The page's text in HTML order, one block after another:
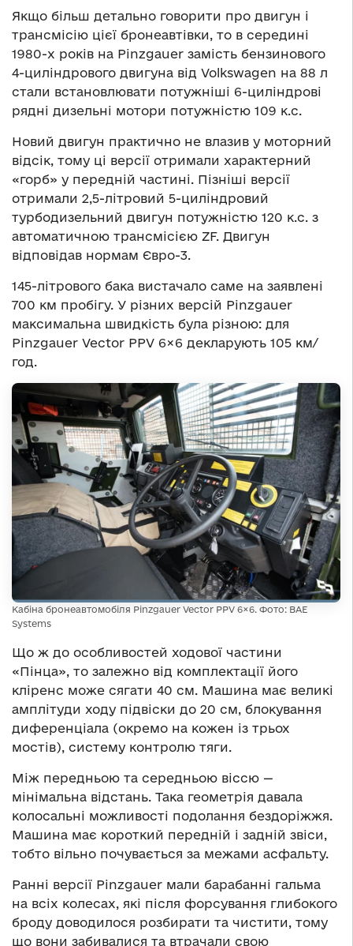
Якщо більш детально говорити про двигун і
трансмісію цієї бронеавтівки, то в середині
1980-х років на Pinzgauer замість бензинового
4-циліндрового двигуна від Volkswagen на 88 л
стали встановлювати потужніші 6-циліндрові
рядні дизельні мотори потужністю 109 к.с.
Новий двигун практично не влазив у моторний
відсік, тому ці версії отримали характерний
«горб» у передній частині. Пізніші версії
отримали 2,5-літровий 5-циліндровий
турбодизельний двигун потужністю 120 к.с. з
автоматичною трансмісією ZF. Двигун
відповідав нормам Євро-3.
145-літрового бака вистачало саме на заявлені
700 км пробігу. У різних версій Pinzgauer
максимальна швидкість була різною: для
Pinzgauer Vector PPV 6×6 декларують 105 км/
год.
Кабіна бронеавтомобіля Pinzgauer Vector PPV 6×6. Фото: BAE
Systems
Що ж до особливостей ходової частини
«Пінца», то залежно від комплектації його
кліренс може сягати 40 см. Машина має великі
амплітуди ходу підвіски до 20 см, блокування
диференціала (окремо на кожен із трьох
мостів), систему контролю тяги.
Між передньою та середньою віссю —
мінімальна відстань. Така геометрія давала
колосальні можливості подолання бездоріжжя.
Машина має короткий передній і задній звіси,
тобто вільно почувається за межами асфальту.
Ранні версії Pinzgauer мали барабанні гальма
на всіх колесах, які після форсування глибокого
броду доводилося розбирати та чистити, тому
що вони забивалися та втрачали свою